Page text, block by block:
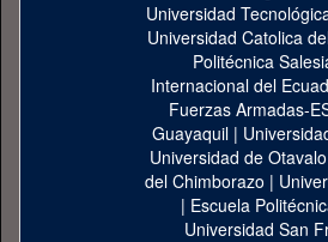
Universidad
Universidad Catolica
Politécnica
Internacional del
Fuerzas Armadas-
Guayaquil|
Universidad de Otavalo
del Chimborazo |
| Escuela
Universidad San